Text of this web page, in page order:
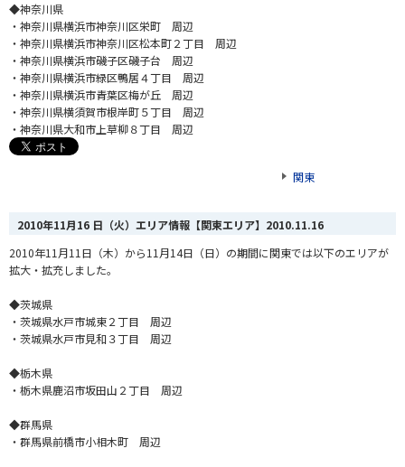
◆神奈川県
・神奈川県横浜市神奈川区栄町 周辺
・神奈川県横浜市神奈川区松本町２丁目 周辺
・神奈川県横浜市磯子区磯子台 周辺
・神奈川県横浜市緑区鴨居４丁目 周辺
・神奈川県横浜市青葉区梅が丘 周辺
・神奈川県横須賀市根岸町５丁目 周辺
・神奈川県大和市上草柳８丁目 周辺
関東
2010年11月16 日（火）エリア情報【関東エリア】 2010.11.16
2010年11月11日（木）から11月14日（日）の期間に関東では以下のエリアが
拡大・拡充しました。
◆茨城県
・茨城県水戸市城東２丁目 周辺
・茨城県水戸市見和３丁目 周辺
◆栃木県
・栃木県鹿沼市坂田山２丁目 周辺
◆群馬県
・群馬県前橋市小相木町 周辺